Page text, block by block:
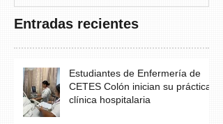
Entradas recientes
Estudiantes de Enfermería de
CETES Colón inician su práctica
clínica hospitalaria